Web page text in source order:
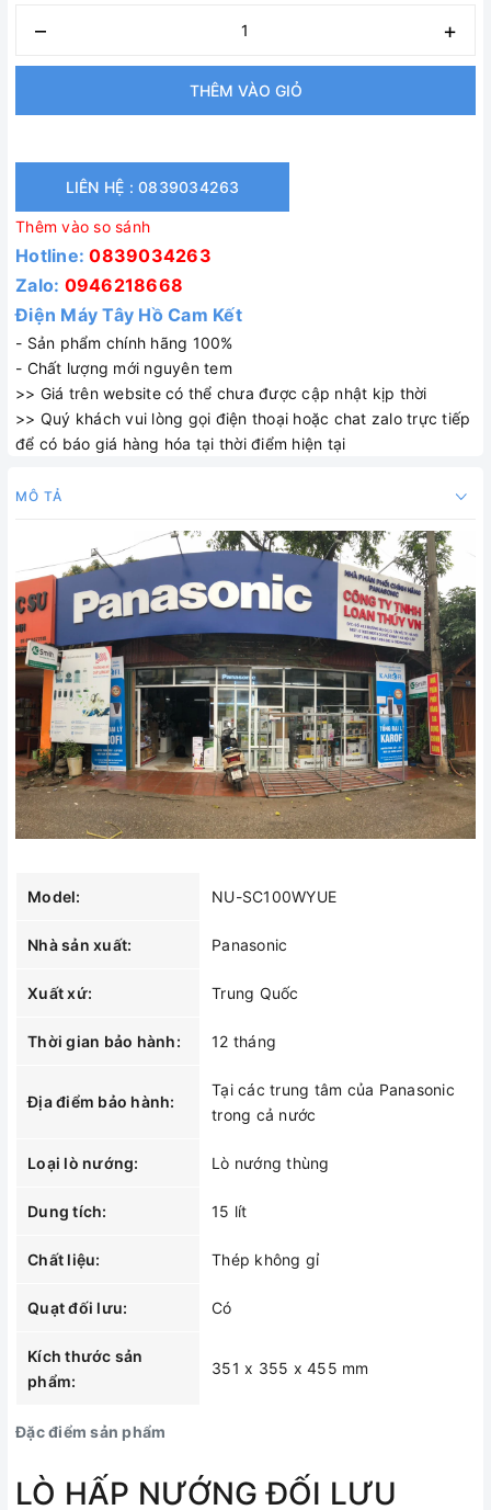
– +
THÊM VÀO GIỎ
LIÊN HỆ : 0839034263
Thêm vào so sánh
Hotline:0839034263
Zalo: 0946218668
Điện Máy Tây Hồ Cam Kết
- Sản phẩm chính hãng 100%
- Chất lượng mới nguyên tem
>> Giá trên website có thể chưa được cập nhật kịp thời
>> Quý khách vui lòng gọi điện thoại hoặc chat zalo trực tiếp
để có báo giá hàng hóa tại thời điểm hiện tại
MÔ TẢ
Đặc điểm sản phẩm
Model: NU-SC100WYUE
Nhà sản xuất: Panasonic
Xuất xứ: Trung Quốc
Thời gian bảo hành: 12 tháng
Địa điểm bảo hành:
Tại các trung tâm của Panasonic
trong cả nước
Loại lò nướng: Lò nướng thùng
Dung tích: 15 lít
Chất liệu: Thép không gỉ
Quạt đối lưu: Có
Kích thước sản
phẩm:
351 x 355 x 455 mm
LÒ HẤP NƯỚNG ĐỐI LƯU